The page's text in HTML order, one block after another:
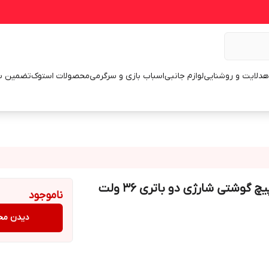
هدلایت و روشناییلوازم جانبیاسباب بازی و سرگرمیمحصولات استوکتضمین
دریل چکشی پیچ بند و پیچ گوشتی شارژی دو باتری 36 ولت
ناموجود
دیدن